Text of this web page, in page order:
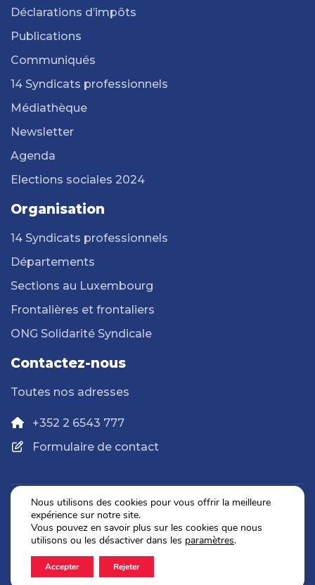
Déclarations d’impôts
Publications
Communiqués
14 Syndicats professionnels
Médiathèque
Newsletter
Agenda
Elections sociales 2024
Organisation
14 Syndicats professionnels
Départements
Sections au Luxembourg
Frontalières et frontaliers
ONG Solidarité Syndicale
Contactez-nous
Toutes nos adresses
+352 2 6543 777
Formulaire de contact
Politique de confidentialité
Mentions légales
2026 © OGBL. Tous droits réservés.
Nous utilisons des cookies pour vous offrir la meilleure
expérience sur notre site.
Vous pouvez en savoir plus sur les cookies que nous
utilisons ou les désactiver dans les paramètres.
Accepter Rejeter